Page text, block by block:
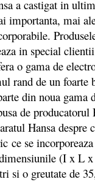
a castigat in
importanta, mai
in special
o gama de
rand de un foarte
din noua gama
de producatorul
Hansa despre
ce se
(I x L
si o greutate de